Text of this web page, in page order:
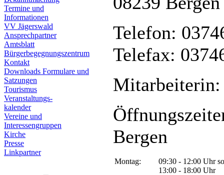
Termine und
Informationen
VV Jägerswald
Ansprechpartner
Amtsblatt
Bürgerbegegnungszentrum
Kontakt
Downloads Formulare und
Satzungen
Tourismus
Veranstaltungs-
kalender
Vereine und
Interessen­gruppen
Kirche
Presse
Linkpartner
Telefon:
Telefax:
Mitarbeiterin:
Bergen
Montag:
09:30 - 12:00 Uhr
13:00 - 18:00 Uhr